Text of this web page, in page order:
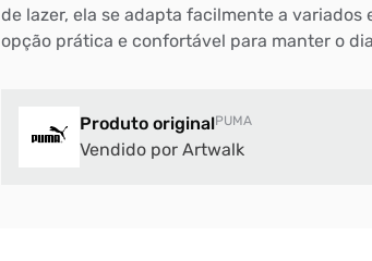
de lazer, ela se adapta facilmente a variados
opção prática e confortável para manter o
Produto originalPUMA
Vendido por Artwalk